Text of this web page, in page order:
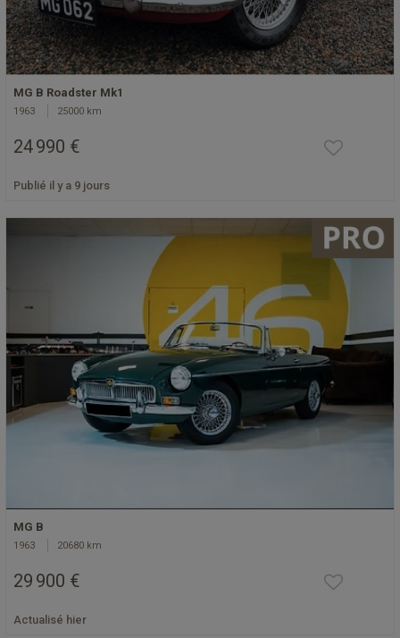
MG B Roadster Mk1
1963 25000 km
24 990 €
Publié il y a 9 jours
MG B
1963 20680 km
29 900 €
Actualisé hier